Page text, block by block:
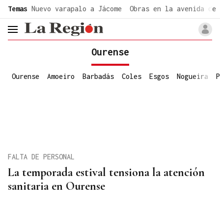
Temas Nuevo varapalo a Jácome Obras en la avenida de
header.menu.open
Ourense
Ourense Amoeiro Barbadás Coles Esgos Nogueira
La temporada estival tensiona la atención
sanitaria en Ourense
FALTA DE PERSONAL